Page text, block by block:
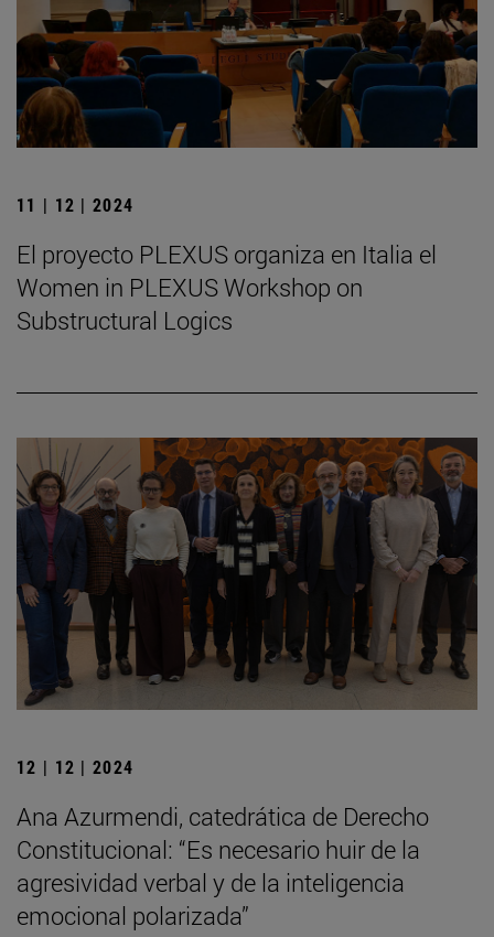
11 | 12 | 2024
El proyecto PLEXUS organiza en Italia el
Women in PLEXUS Workshop on
Substructural Logics
12 | 12 | 2024
Ana Azurmendi, catedrática de Derecho
Constitucional: “Es necesario huir de la
agresividad verbal y de la inteligencia
emocional polarizada”